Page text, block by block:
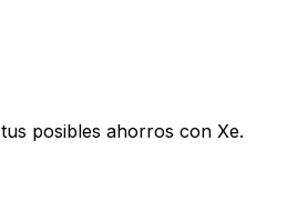
posibles ahorros con Xe.